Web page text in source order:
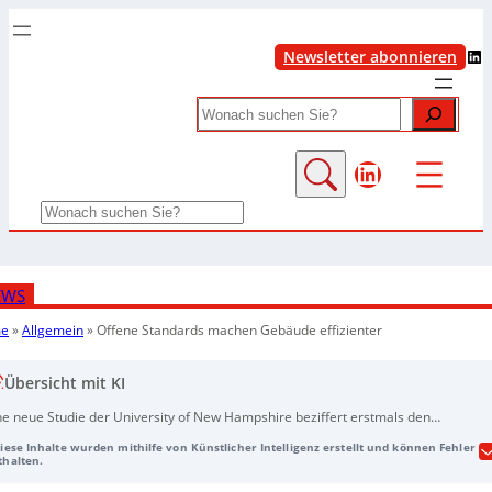
Newsletter abonnieren LinkedIn
Search
LinkedIn
Search
»Allgemein»Offene Standards machen Gebäude effizienter
Übersicht mit KI
neue Studie der University of New Hampshire beziffert erstmals den
und 2025 wurden weltweit rund 1,4 Milliarden Tonnen CO2-Äquivalente
Inhalte wurden mithilfe von Künstlicher Intelligenz erstellt und können Fehler